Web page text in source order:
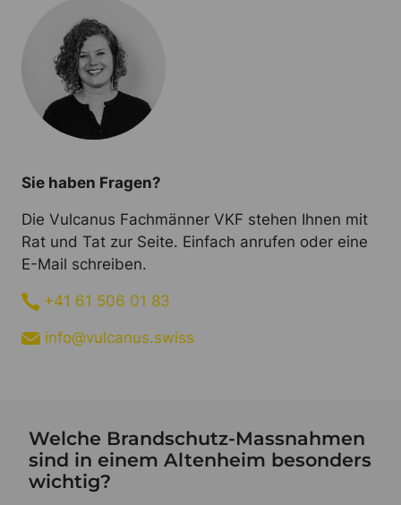
Sie haben Fragen?
Die Vulcanus Fachmänner VKF stehen Ihnen mit
Rat und Tat zur Seite. Einfach anrufen oder eine
E-Mail schreiben.
+41 61 506 01 83
info@vulcanus.swiss
Welche Brandschutz-Massnahmen
sind in einem Altenheim besonders
wichtig?